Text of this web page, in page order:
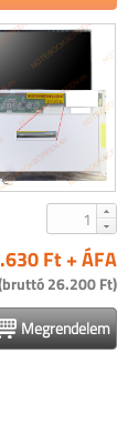
Ft + ÁFA
26.200 Ft)
Megrendelem